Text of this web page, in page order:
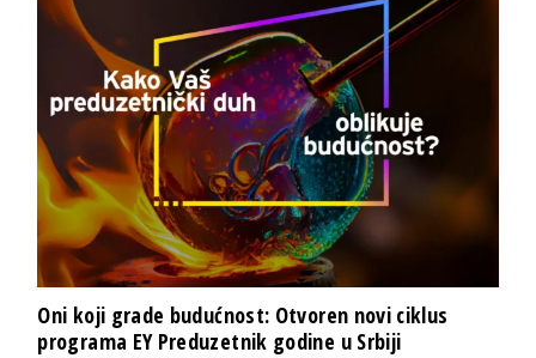
Oni koji grade budućnost: Otvoren novi ciklus
programa EY Preduzetnik godine u Srbiji